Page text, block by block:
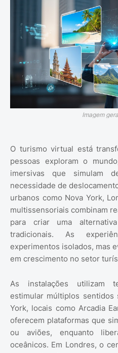
Imagem
O turismo virtual está
pessoas exploram o
imersivas que simulam
necessidade de
urbanos como Nova York,
multissensoriais combinam
para criar uma
tradicionais. As
experimentos isolados, mas
em crescimento no setor
As instalações utilizam
estimular múltiplos sentidos
York, locais como Arcadia
oferecem plataformas que
ou aviões, enquanto
oceânicos. Em Londres, o